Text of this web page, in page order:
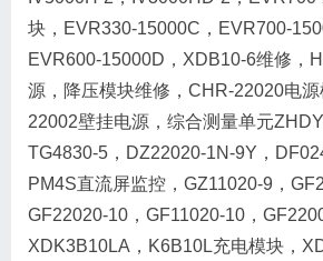
块，EVR330-15000C，EVR700-
EVR600-15000D，XDB10-6维修，
源，降压模块维修，CHR-22020电
22002壁挂电源，综合测量单元
TG4830-5，DZ22020-1N-9Y，
PM4S直流屏监控，GZ11020-9，
GF22020-10，GF11020-10，
XDK3B10LA，K6B10L充电模块，